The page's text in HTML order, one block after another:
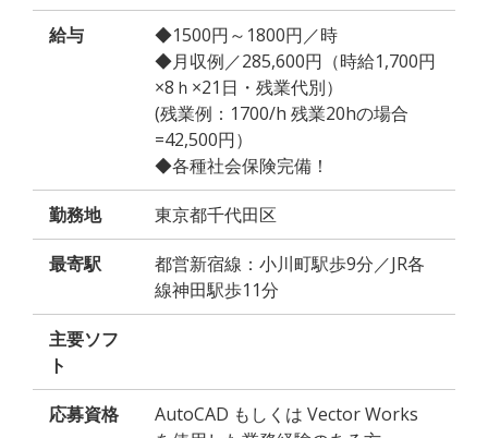
給与
◆1500円～1800円／時
◆月収例／285,600円（時給1,700円
×8ｈ×21日・残業代別）
(残業例：1700/h 残業20hの場合
=42,500円）
◆各種社会保険完備！
勤務地 東京都千代田区
最寄駅
都営新宿線：小川町駅歩9分／JR各
線神田駅歩11分
主要ソフ
ト
応募資格
AutoCAD もしくは Vector Works